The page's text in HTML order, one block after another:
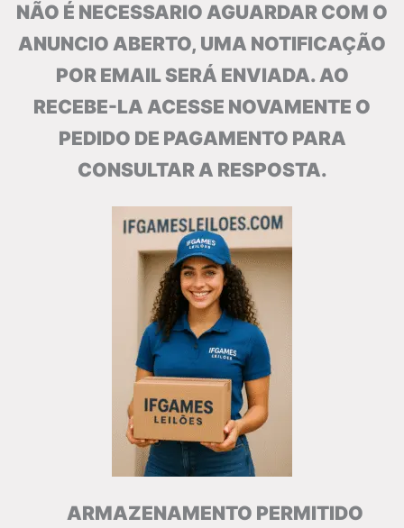
NÃO É NECESSARIO AGUARDAR COM O
ANUNCIO ABERTO, UMA NOTIFICAÇÃO
POR EMAIL SERÁ ENVIADA. AO
RECEBE-LA ACESSE NOVAMENTE O
PEDIDO DE PAGAMENTO PARA
CONSULTAR A RESPOSTA.
ARMAZENAMENTO PERMITIDO